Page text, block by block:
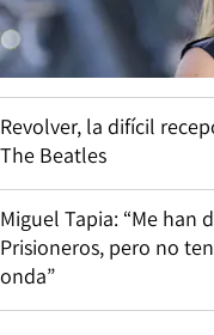
Revolver, la difícil
The Beatles
Miguel Tapia: “Me han
Prisioneros, pero no
onda”